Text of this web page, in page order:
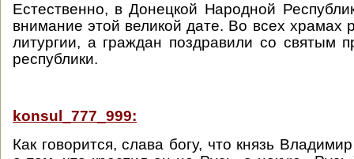
Естественно, в Донецкой Народной
внимание этой великой дате. Во всех храмах
литургии, а граждан поздравили со святым
республики.
konsul_777_999:
Как говорится, слава богу, что князь